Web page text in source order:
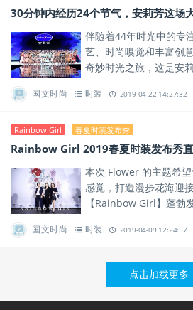
30分钟内经历24个节气，安莉芳这场
伴随着44年时光中的专
艺、时尚嗅觉和丰富创
奇妙时光之旅，这是安
国文时尚 时装 2019-04-22 14:27:32
Rainbow Girl 春夏时装发布秀
Rainbow Girl 2019春夏时装发布秀
本次 Flower 的主题希
感觉，打造漫步花海迎
【Rainbow Girl】蓬勃
国文时尚 时装 2019-04-09 12:24:57
点击加载更多